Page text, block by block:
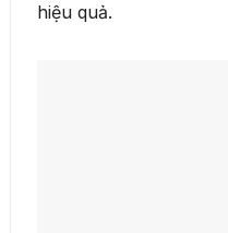
hiệu quả.